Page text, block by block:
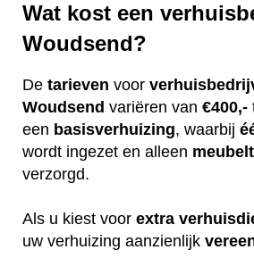
Wat kost een
Woudsend?
De tarieven voor
Woudsend variëren van €400,-
een basisverhuizing, waarbij
wordt ingezet en alleen
verzorgd.
Als u kiest voor extra
uw verhuizing aanzienlijk